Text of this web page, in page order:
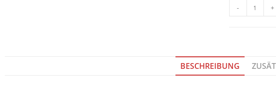
- +
BESCHREIBUNG